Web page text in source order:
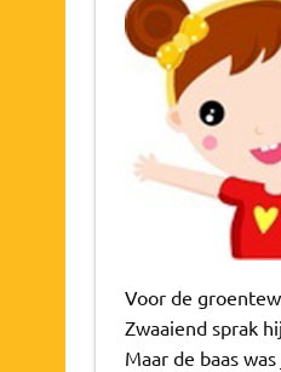
Voor de
Zwaaiend sprak
Maar de baas